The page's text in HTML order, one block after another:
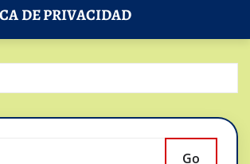
DE PRIVACIDAD
Go